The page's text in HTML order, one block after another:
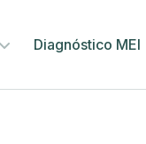
Diagnóstico MEI